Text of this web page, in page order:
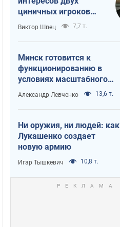
циничных игроков
или тайный план
Трампа и Путина?
Виктор Швец 7,7 т.
Минск готовится к
функционированию в
условиях масштабного
военного кризиса
Александр Левченко 13,6 т.
Ни оружия, ни людей: как
Лукашенко создает
новую армию
Игар Тышкевич 10,8 т.